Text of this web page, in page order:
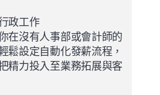
政工作
在沒有人事部或會計師的
鬆設定自動化發薪流程，
精力投入至業務拓展與客